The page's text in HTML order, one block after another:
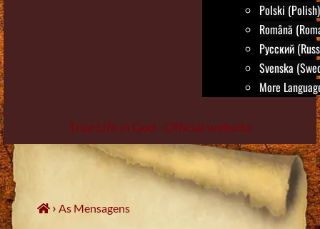
Polski (Polish)
Română
Русский
Svenska
More
True Life in God - Official website
Skip
to
content
›As Mensagens